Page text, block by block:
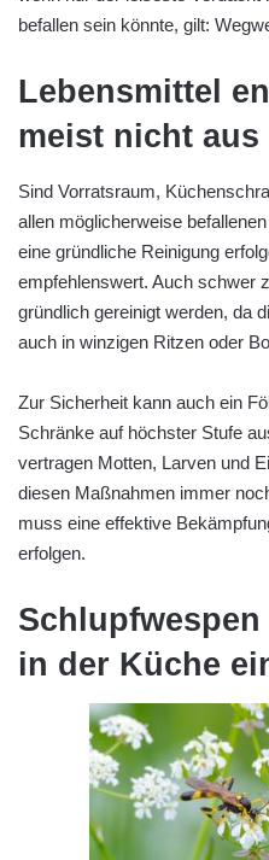
befallen sein könnte, gilt:
Lebensmittel
meist nicht aus
Sind Vorratsraum,
allen möglicherweise
eine gründliche Reinigung
empfehlenswert. Auch schwer
gründlich gereinigt werden, da
auch in winzigen Ritzen oder
Zur Sicherheit kann auch ein
Schränke auf höchster Stufe
vertragen Motten, Larven und
diesen Maßnahmen immer
muss eine effektive
erfolgen.
in der Küche